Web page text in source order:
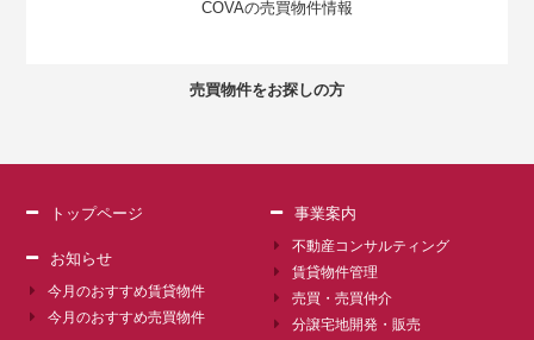
売買物件をお探しの方
トップページ
お知らせ
今月のおすすめ賃貸物件
今月のおすすめ売買物件
事業案内
不動産コンサルティング
賃貸物件管理
売買・売買仲介
分譲宅地開発・販売